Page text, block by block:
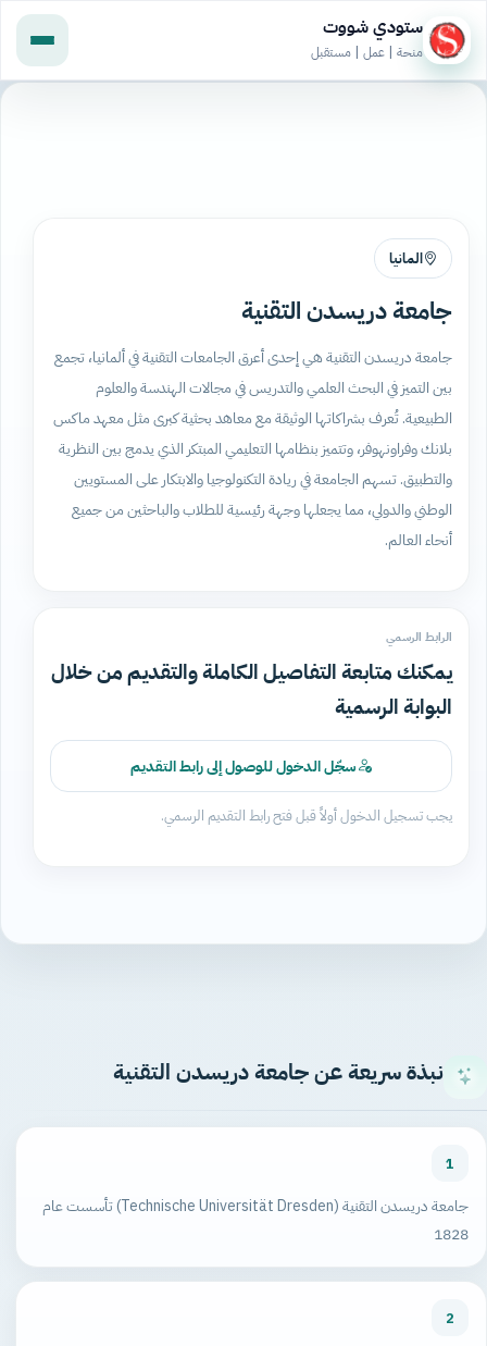
ستودي شووت
منحة | عمل | مستقبل
المانيا
جامعة دريسدن التقنية
جامعة دريسدن التقنية هي إحدى أعرق الجامعات التقنية في ألمانيا، تجمع
بين التميز في البحث العلمي والتدريس في مجالات الهندسة والعلوم
الطبيعية. تُعرف بشراكاتها الوثيقة مع معاهد بحثية كبرى مثل معهد ماكس
بلانك وفراونهوفر، وتتميز بنظامها التعليمي المبتكر الذي يدمج بين النظرية
والتطبيق. تسهم الجامعة في ريادة التكنولوجيا والابتكار على المستويين
الوطني والدولي، مما يجعلها وجهة رئيسية للطلاب والباحثين من جميع
أنحاء العالم.
الرابط الرسمي
يمكنك متابعة التفاصيل الكاملة والتقديم من خلال
البوابة الرسمية
سجّل الدخول للوصول إلى رابط التقديم
يجب تسجيل الدخول أولاً قبل فتح رابط التقديم الرسمي.
نبذة سريعة عن جامعة دريسدن التقنية
1
جامعة دريسدن التقنية (Technische Universität Dresden) تأسست عام
1828
2